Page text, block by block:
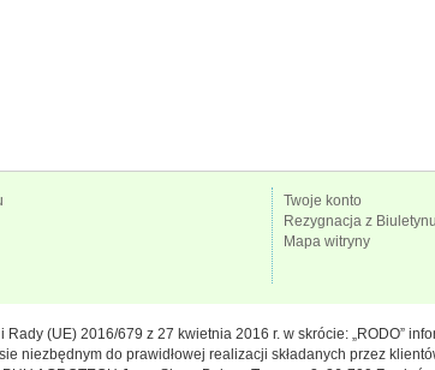
Twoje konto
Rezygnacja z Biuletynu
Mapa witryny
(UE) 2016/679 z 27 kwietnia 2016 r. w skrócie: „RODO”
niezbędnym do prawidłowej realizacji składanych przez